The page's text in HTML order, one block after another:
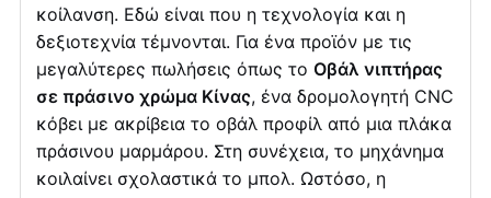
κοίλανση. Εδώ είναι που η τεχνολογία και η
δεξιοτεχνία τέμνονται. Για ένα προϊόν με τις
μεγαλύτερες πωλήσεις όπως το Οβάλ νιπτήρας
σε πράσινο χρώμα Κίνας, ένα δρομολογητή CNC
κόβει με ακρίβεια το οβάλ προφίλ από μια πλάκα
πράσινου μαρμάρου. Στη συνέχεια, το μηχάνημα
κοιλαίνει σχολαστικά το μπολ. ​​Ωστόσο, η